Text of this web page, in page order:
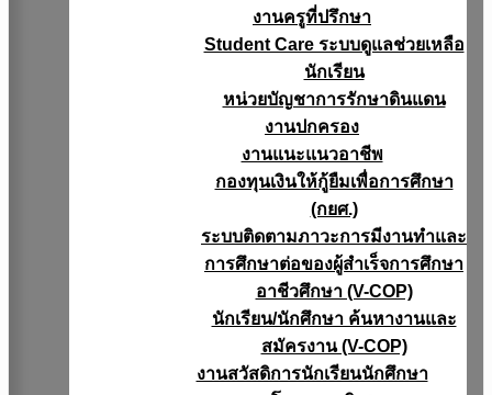
งานครูที่ปรึกษา
Student Care ระบบดูแลช่วยเหลือ
นักเรียน
หน่วยบัญชาการรักษาดินแดน
งานปกครอง
งานแนะแนวอาชีพ
กองทุนเงินให้กู้ยืมเพื่อการศึกษา
(กยศ.)
ระบบติดตามภาวะการมีงานทำและ
การศึกษาต่อของผู้สำเร็จการศึกษา
อาชีวศึกษา (V-COP)
นักเรียน/นักศึกษา ค้นหางานและ
สมัครงาน (V-COP)
งานสวัสดิการนักเรียนนักศึกษา